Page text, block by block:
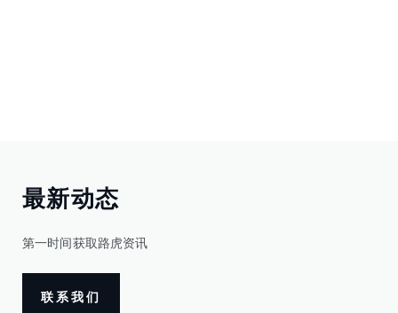
最新动态
第一时间获取路虎资讯
联系我们